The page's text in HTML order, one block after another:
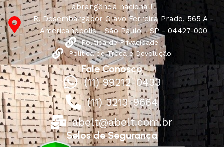
abrangência nacional!
R. Desembargador Olavo Ferreira Prado, 565 A -
Americanópolis - São Paulo - SP - 04427-000
Política de Privacidade
Política de Troca e Devolução
Fale Conosco
(11) 99212-0433
(11) 3213-9664
abelt@abelt.com.br
Selos de Segurança